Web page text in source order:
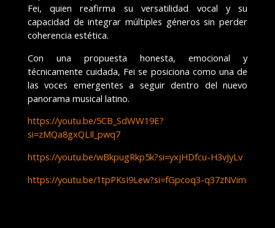
Fei, quien reafirma su versatilidad vocal y su
capacidad de integrar múltiples géneros sin perder
coherencia estética.
Con una propuesta honesta, emocional y
técnicamente cuidada, Fei se posiciona como una de
las voces emergentes a seguir dentro del nuevo
panorama musical latino.
https://youtu.be/5CB_SdWW19E?
si=zMQa8gxQLIl_pwq7
https://youtu.be/wBkpugRkp5k?si=yxjHDfcu-H3vJyLv
https://youtu.be/1tpPKsI9Lew?si=fGpcoq3-q37zNVim